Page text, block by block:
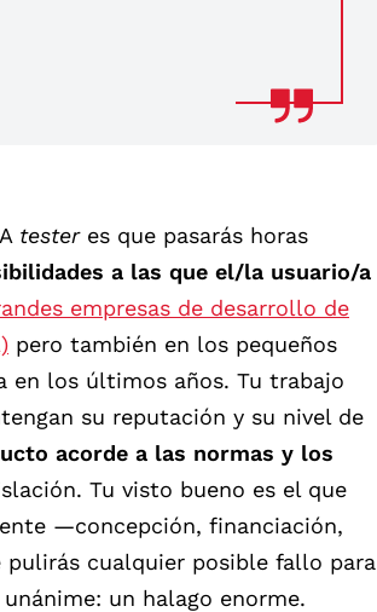
testeres que pasarás horas
a las que el/la usuario/a
empresas de desarrollo de
pero también en los pequeños
en los últimos años. Tu trabajo
su reputación y su nivel de
acorde a las normas y los
Tu visto bueno es el que
—concepción, financiación,
cualquier posible fallo para
un halago enorme.